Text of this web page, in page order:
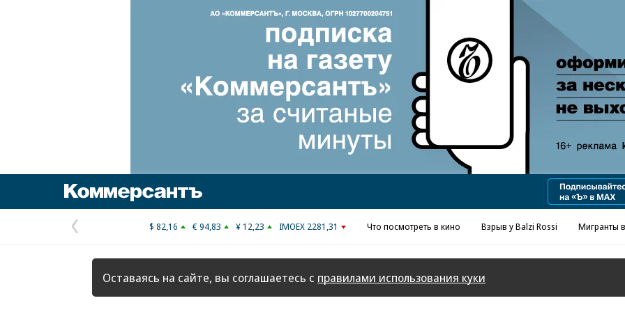
Реклама в «Ъ» www.kommersant.ru/ad
Предыдущая
страница
$ 82,16 € 94,83 ¥ 12,23 IMOEX 2281,31 Что посмотреть в кино Взрыв у Balzi Rossi Мигранты
Оставаясь на сайте, вы соглашаетесь с правилами использования куки